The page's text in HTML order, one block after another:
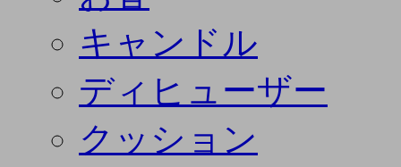
キャンドル
ディヒューザー
クッション